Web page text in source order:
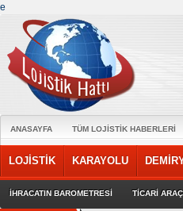
e
ANASAYFA TÜM LOJİSTİK HABERLERİ
LOJİSTİK KARAYOLU
İHRACATIN BAROMETRESİ TİCARİ